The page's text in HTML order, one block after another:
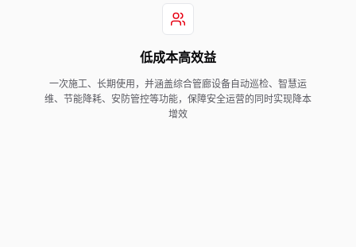
低成本高效益
一次施工、长期使用，并涵盖综合管廊设备自动巡检、智慧运
维、节能降耗、安防管控等功能，保障安全运营的同时实现降本
增效